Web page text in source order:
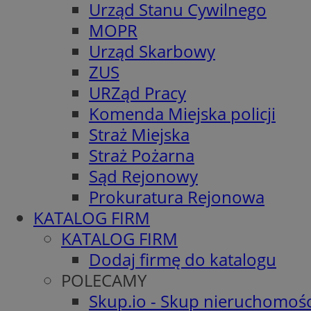
Urząd Stanu Cywilnego
MOPR
Urząd Skarbowy
ZUS
URZąd Pracy
Komenda Miejska policji
Straż Miejska
Straż Pożarna
Sąd Rejonowy
Prokuratura Rejonowa
KATALOG FIRM
KATALOG FIRM
Dodaj firmę do katalogu
POLECAMY
Skup.io - Skup